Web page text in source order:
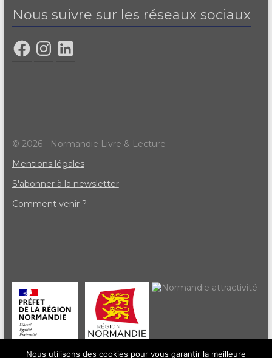
Nous suivre sur les réseaux sociaux
© 2026 - Normandie Livre & Lecture
Mentions légales
S'abonner à la newsletter
Comment venir ?
Nous utilisons des cookies pour vous garantir la meilleure